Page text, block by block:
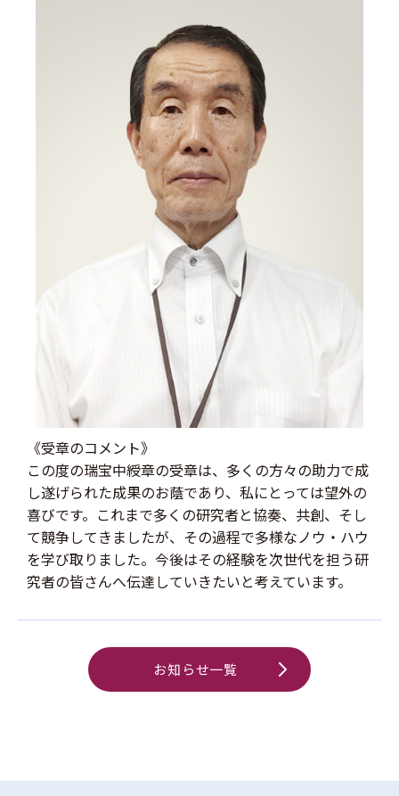
《受章のコメント》
この度の瑞宝中綬章の受章は、多くの方々の助力で成
し遂げられた成果のお蔭であり、私にとっては望外の
喜びです。これまで多くの研究者と協奏、共創、そし
て競争してきましたが、その過程で多様なノウ・ハウ
を学び取りました。今後はその経験を次世代を担う研
究者の皆さんへ伝達していきたいと考えています。
お知らせ一覧